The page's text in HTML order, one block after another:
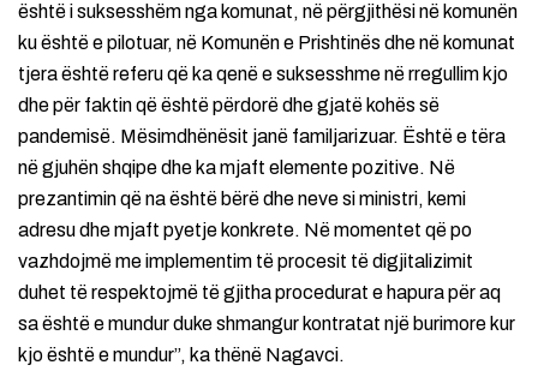
është i suksesshëm nga komunat, në përgjithësi në komunën
ku është e pilotuar, në Komunën e Prishtinës dhe në komunat
tjera është referu që ka qenë e suksesshme në rregullim kjo
dhe për faktin që është përdorë dhe gjatë kohës së
pandemisë. Mësimdhënësit janë familjarizuar. Është e tëra
në gjuhën shqipe dhe ka mjaft elemente pozitive. Në
prezantimin që na është bërë dhe neve si ministri, kemi
adresu dhe mjaft pyetje konkrete. Në momentet që po
vazhdojmë me implementim të procesit të digjitalizimit
duhet të respektojmë të gjitha procedurat e hapura për aq
sa është e mundur duke shmangur kontratat një burimore kur
kjo është e mundur”, ka thënë Nagavci.